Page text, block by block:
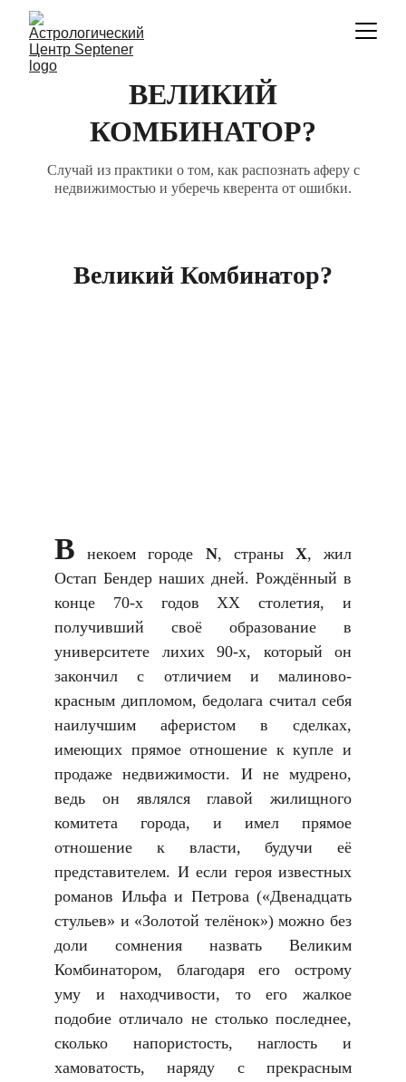
ВЕЛИКИЙ
КОМБИНАТОР?
Случай из практики о том, как распознать аферу с
недвижимостью и уберечь кверента от ошибки.
Великий Комбинатор?
В некоем городе N, страны Х, жил
Остап Бендер наших дней. Рождённый в
конце 70-х годов ХХ столетия, и
получивший своё образование в
университете лихих 90-х, который он
закончил с отличием и малиново-
красным дипломом, бедолага считал себя
наилучшим аферистом в сделках,
имеющих прямое отношение к купле и
продаже недвижимости. И не мудрено,
ведь он являлся главой жилищного
комитета города, и имел прямое
отношение к власти, будучи её
представителем. И если героя известных
романов Ильфа и Петрова («Двенадцать
стульев» и «Золотой телёнок») можно без
доли сомнения назвать Великим
Комбинатором, благодаря его острому
уму и находчивости, то его жалкое
подобие отличало не столько последнее,
сколько напористость, наглость и
хамоватость, наряду с прекрасным